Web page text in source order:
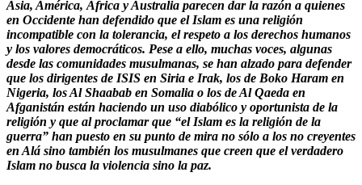
Asia, América, África y Australia parecen dar la razón a quienes
en Occidente han defendido que el Islam es una religión
incompatible con la tolerancia, el respeto a los derechos humanos
y los valores democráticos. Pese a ello, muchas voces, algunas
desde las comunidades musulmanas, se han alzado para defender
que los dirigentes de ISIS en Siria e Irak, los de Boko Haram en
Nigeria, los Al Shaabab en Somalia o los de Al Qaeda en
Afganistán están haciendo un uso diabólico y oportunista de la
religión y que al proclamar que “el Islam es la religión de la
guerra” han puesto en su punto de mira no sólo a los no creyentes
en Alá sino también los musulmanes que creen que el verdadero
Islam no busca la violencia sino la paz.